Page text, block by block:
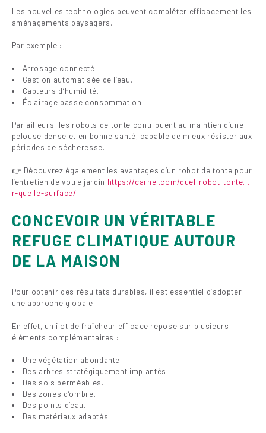
Les nouvelles technologies peuvent compléter efficacement les
aménagements paysagers.
Par exemple :
Arrosage connecté.
Gestion automatisée de l’eau.
Capteurs d’humidité.
Éclairage basse consommation.
Par ailleurs, les robots de tonte contribuent au maintien d’une
pelouse dense et en bonne santé, capable de mieux résister aux
périodes de sécheresse.
👉 Découvrez également les avantages d’un robot de tonte pour
l’entretien de votre jardin.https://carnel.com/quel-robot-tonte…
r-quelle-surface/ ‎
CONCEVOIR UN VÉRITABLE
REFUGE CLIMATIQUE AUTOUR
DE LA MAISON
Pour obtenir des résultats durables, il est essentiel d’adopter
une approche globale.
En effet, un îlot de fraîcheur efficace repose sur plusieurs
éléments complémentaires :
Une végétation abondante.
Des arbres stratégiquement implantés.
Des sols perméables.
Des zones d’ombre.
Des points d’eau.
Des matériaux adaptés.